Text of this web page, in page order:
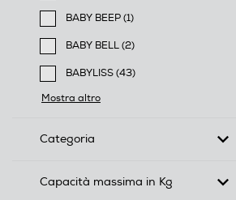
Filtra per Marca: ARDES
BABY BEEP (1)
Filtra per Marca: BABY BEEP
BABY BELL (2)
Filtra per Marca: BABY BELL
BABYLISS (43)
Filtra per Marca: BABYLISS
Mostra altro
Categoria
Capacità massima in Kg